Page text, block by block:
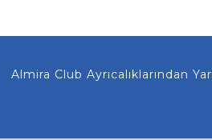
Almira Club Ayrıcalıklarından